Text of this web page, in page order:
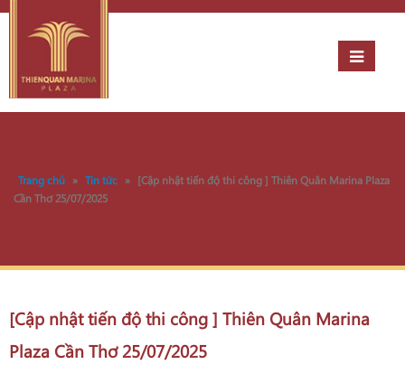
Trang chủ » Tin tức » [Cập nhật tiến độ thi công ] Thiên Quân Marina Plaza
Cần Thơ 25/07/2025
[Cập nhật tiến độ thi công ] Thiên Quân Marina
Plaza Cần Thơ 25/07/2025